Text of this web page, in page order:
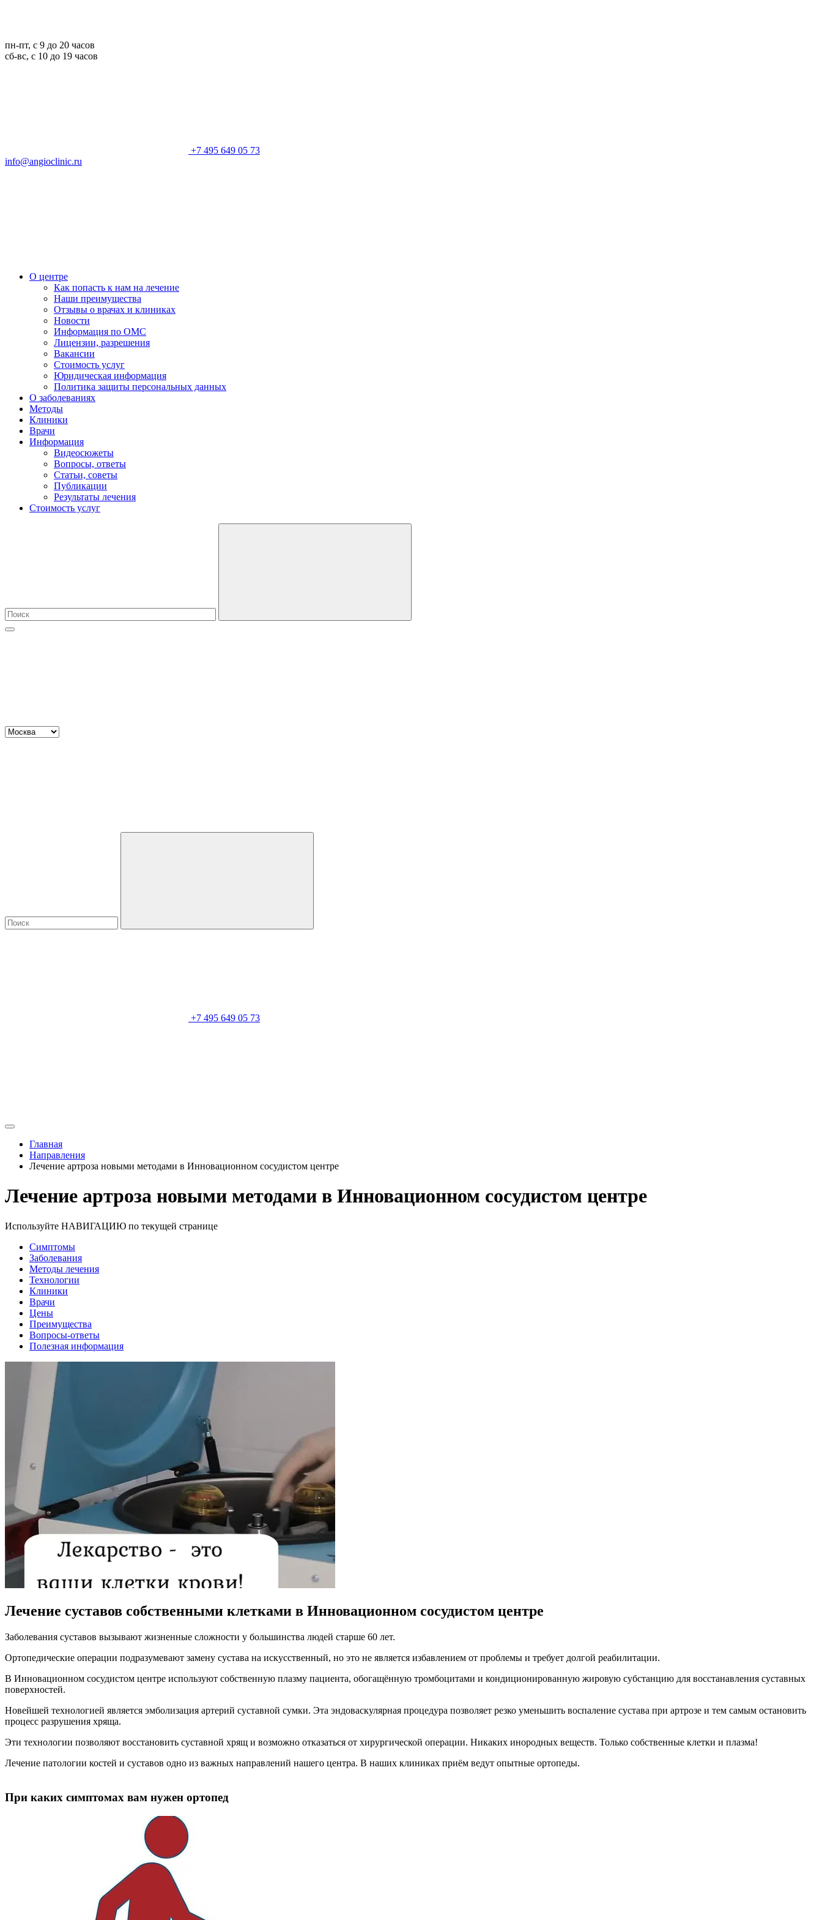
пн-пт, с 9 до 20 часов
сб-вс, с 10 до 19 часов
+7 495 649 05 73
info@angioclinic.ru
О центре
Как попасть к нам на лечение
Наши преимущества
Отзывы о врачах и клиниках
Новости
Информация по ОМС
Лицензии, разрешения
Вакансии
Стоимость услуг
Юридическая информация
Политика защиты персональных данных
О заболеваниях
Методы
Клиники
Врачи
Информация
Видеосюжеты
Вопросы, ответы
Статьи, советы
Публикации
Результаты лечения
Стоимость услуг
+7 495 649 05 73
Главная
Направления
Лечение артроза новыми методами в Инновационном сосудистом центре
Лечение артроза новыми методами в Инновационном сосудистом центре
Используйте НАВИГАЦИЮ по текущей странице
Симптомы
Заболевания
Методы лечения
Технологии
Клиники
Врачи
Цены
Преимущества
Вопросы-ответы
Полезная информация
Лечение суставов собственными клетками в Инновационном сосудистом центре
Заболевания суставов вызывают жизненные сложности у большинства людей старше 60 лет.
Ортопедические операции подразумевают замену сустава на искусственный, но это не является избавлением от проблемы и требует долгой реабилитации.
В Инновационном сосудистом центре используют собственную плазму пациента, обогащённую тромбоцитами и кондиционированную жировую субстанцию для восстанавления суставных
поверхностей.
Новейшей технологией является эмболизация артерий суставной сумки. Эта эндоваскулярная процедура позволяет резко уменьшить воспаление сустава при артрозе и тем самым остановить
процесс разрушения хряща.
Эти технологии позволяют восстановить суставной хрящ и возможно отказаться от хирургической операции. Никаких инородных веществ. Только собственные клетки и плазма!
Лечение патологии костей и суставов одно из важных направлений нашего центра. В наших клиниках приём ведут опытные ортопеды.
При каких симптомах вам нужен ортопед